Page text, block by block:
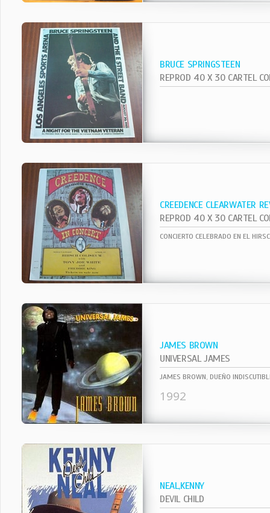
BRUCE SPRINGSTEEN
CREEDENCE CLEARWATER
CONCIERTO CELEBRADO EN EL
JAMES BROWN
UNIVERSAL JAMES
1992
NEAL,KENNY
DEVIL CHILD